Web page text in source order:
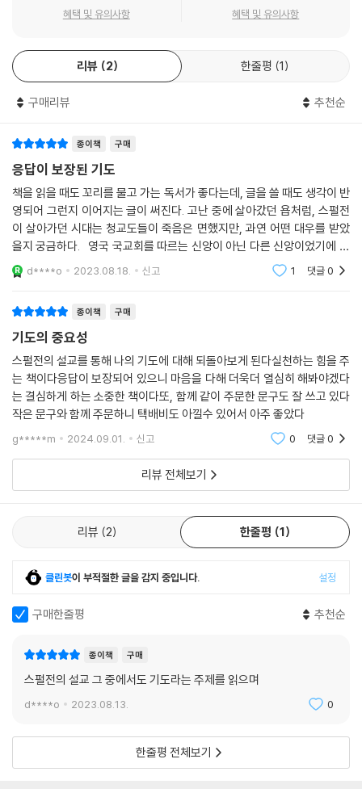
저를 취하시어 저로 하여금 지금 주님을 영화롭게 할 수 있도록 만들어 주
제가 갖고 있는 모든 소유를 가지고 지금 여기서 주님을 영화롭게 할 수 있
도록 도와주십시오.
- 찰스 스펄전 기도문
혜택 및 유의사항 혜택 및 유의사항
리뷰 2 한줄평 1
구매리뷰 추천순
종이책 구매
응답이 보장된 기도
책을 읽을 때도 꼬리를 물고 가는 독서가 좋다는데, 글을 쓸 때도 생각이 반
영되어 그런지 이어지는 글이 써진다. 고난 중에 살아갔던 욥처럼, 스펄전
이 살아가던 시대는 청교도들이 죽음은 면했지만, 과연 어떤 대우를 받았
을지 궁금하다. 영국 국교회를 따르는 신앙이 아닌 다른 신앙이었기에 많
은 고통이 뒤따르지 않았을까. 그렇기에 ＜응답이 보장된 기도＞라는 제
목으로 엮어
d****o 2023.08.18. 신고 1 댓글0
종이책 구매
기도의 중요성
스펄전의 설교를 통해 나의 기도에 대해 되돌아보게 된다실천하는 힘을 주
는 책이다응답이 보장되어 있으니 마음을 다해 더욱더 열심히 해봐야겠다
는 결심하게 하는 소중한 책이다또, 함께 같이 주문한 문구도 잘 쓰고 있다
작은 문구와 함께 주문하니 택배비도 아낄수 있어서 아주 좋았다
g*****m 2024.09.01. 신고 0 댓글0
리뷰 전체보기
리뷰 2 한줄평 1
클린봇이 부적절한 글을 감지 중입니다. 설정
구매한줄평 추천순
종이책 구매
스펄전의 설교 그 중에서도 기도라는 주제를 읽으며
d****o 2023.08.13. 0
한줄평 전체보기